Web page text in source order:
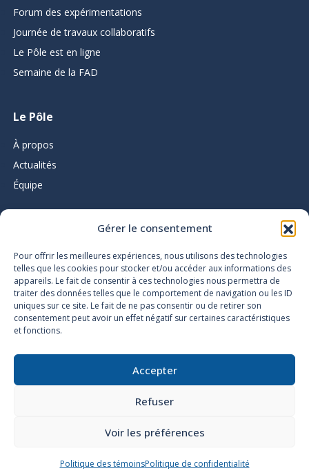
Gérer le consentement
Pour offrir les meilleures expériences, nous utilisons des technologies
telles que les cookies pour stocker et/ou accéder aux informations des
appareils. Le fait de consentir à ces technologies nous permettra de
traiter des données telles que le comportement de navigation ou les ID
uniques sur ce site. Le fait de ne pas consentir ou de retirer son
consentement peut avoir un effet négatif sur certaines caractéristiques
et fonctions.
Accepter
Refuser
Voir les préférences
Politique des témoinsPolitique de confidentialité
Forum des expérimentations
Journée de travaux collaboratifs
Le Pôle est en ligne
Semaine de la FAD
Le Pôle
À propos
Actualités
Équipe
L’infolettre du Pôle d’expertise
Politique de confidentialité
Politique des témoins
Conditions d’utilisation
©Gouvernement du Québec, 2026